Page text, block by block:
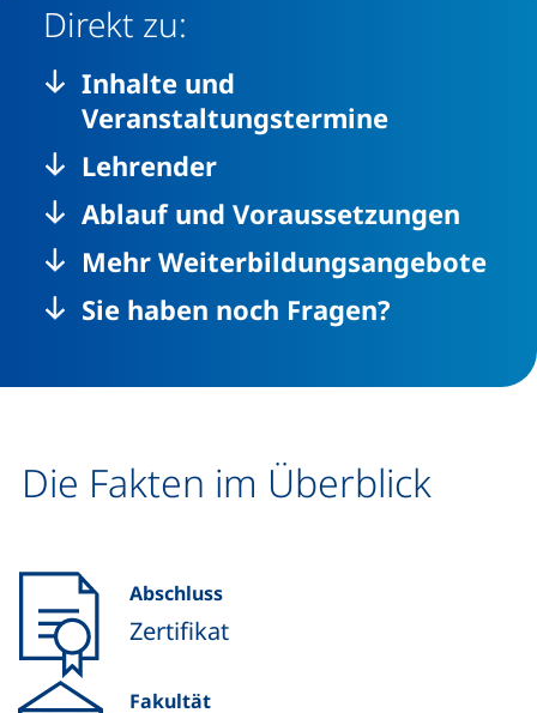
Direkt zu:
Inhalte und
Veranstaltungstermine
Lehrender
Ablauf und Voraussetzungen
Mehr Weiterbildungsangebote
Sie haben noch Fragen?
Die Fakten im Überblick
Abschluss
Zertifikat
Fakultät